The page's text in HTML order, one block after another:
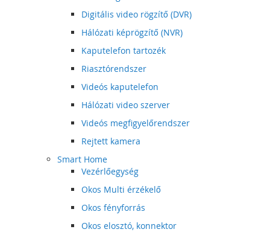
Digitális video rögzítő (DVR)
Hálózati képrögzítő (NVR)
Kaputelefon tartozék
Riasztórendszer
Videós kaputelefon
Hálózati video szerver
Videós megfigyelőrendszer
Rejtett kamera
Smart Home
Vezérlőegység
Okos Multi érzékelő
Okos fényforrás
Okos elosztó, konnektor